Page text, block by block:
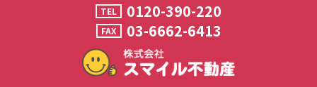
TEL 0120-390-220
FAX 03-6662-6413